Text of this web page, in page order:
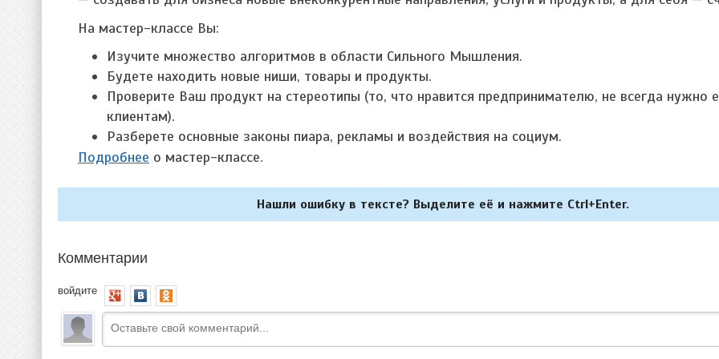
На мастер-классе Вы:
Изучите множество алгоритмов в области Сильного Мышления.
Будете находить новые ниши, товары и продукты.
Проверите Ваш продукт на стереотипы (то, что нравится предпринимателю, не всегда нужно
клиентам).
Разберете основные законы пиара, рекламы и воздействия на социум.
Подробнее о мастер-классе.
Нашли ошибку в тексте? Выделите её и нажмите Ctrl+Enter.
Комментарии
войдите